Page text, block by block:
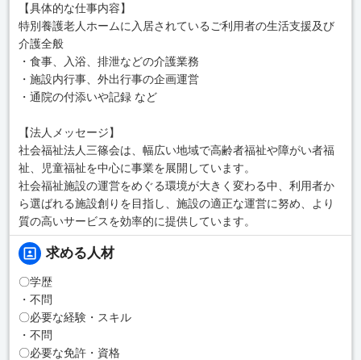
【具体的な仕事内容】
特別養護老人ホームに入居されているご利用者の生活支援及び
介護全般
・食事、入浴、排泄などの介護業務
・施設内行事、外出行事の企画運営
・通院の付添いや記録 など
【法人メッセージ】
社会福祉法人三篠会は、幅広い地域で高齢者福祉や障がい者福
祉、児童福祉を中心に事業を展開しています。
社会福祉施設の運営をめぐる環境が大きく変わる中、利用者か
ら選ばれる施設創りを目指し、施設の適正な運営に努め、より
質の高いサービスを効率的に提供しています。
求める人材
〇学歴
・不問
〇必要な経験・スキル
・不問
〇必要な免許・資格